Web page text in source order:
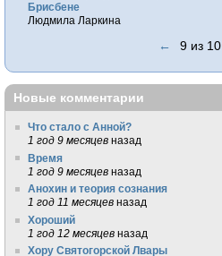
Брисбене
Людмила Ларкина
← 9 из 10
Новые комментарии
Что стало с Анной?
1 год 9 месяцев назад
Время
1 год 9 месяцев назад
Анохин и теория сознания
1 год 11 месяцев назад
Хороший
1 год 12 месяцев назад
Хору Святогорской Лвары